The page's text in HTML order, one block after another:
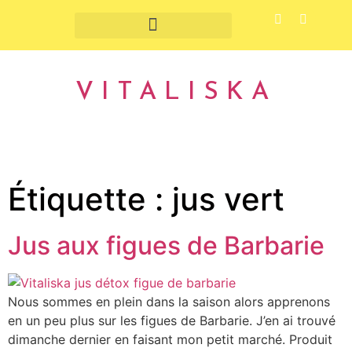
VITALISKA
Étiquette : jus vert
Jus aux figues de Barbarie
Nous sommes en plein dans la saison alors apprenons
en un peu plus sur les figues de Barbarie. J’en ai trouvé
dimanche dernier en faisant mon petit marché. Produit